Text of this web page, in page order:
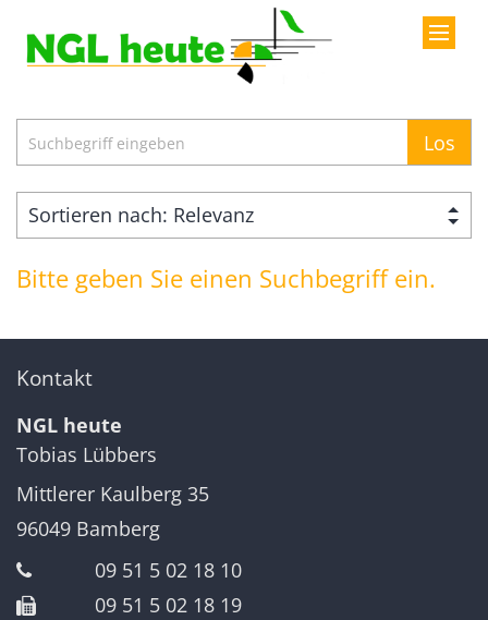
Suche Los
Bitte geben Sie einen Suchbegriff ein.
Kontakt
NGL heute
Tobias Lübbers
Mittlerer Kaulberg 35
96049 Bamberg
09 51 5 02 18 10
09 51 5 02 18 19